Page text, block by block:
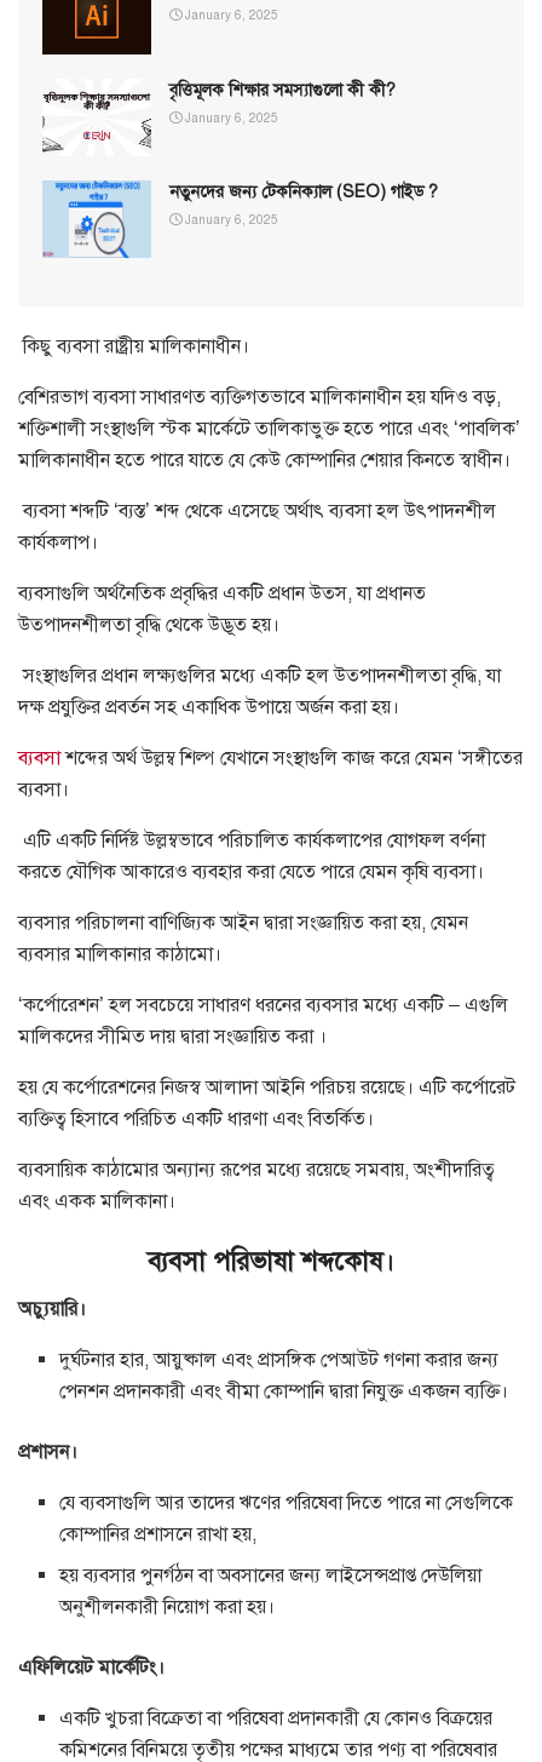
January 6, 2025
বৃত্তিমূলক শিক্ষার সমস্যাগুলো কী কী?
January 6, 2025
নতুনদের জন্য টেকনিক্যাল (SEO) গাইড ?
January 6, 2025
কিছু ব্যবসা রাষ্ট্রীয় মালিকানাধীন।
বেশিরভাগ ব্যবসা সাধারণত ব্যক্তিগতভাবে মালিকানাধীন হয় যদিও বড়,
শক্তিশালী সংস্থাগুলি স্টক মার্কেটে তালিকাভুক্ত হতে পারে এবং ‘পাবলিক’
মালিকানাধীন হতে পারে যাতে যে কেউ কোম্পানির শেয়ার কিনতে স্বাধীন।
ব্যবসা শব্দটি ‘ব্যস্ত’ শব্দ থেকে এসেছে অর্থাৎ ব্যবসা হল উৎপাদনশীল
কার্যকলাপ।
ব্যবসাগুলি অর্থনৈতিক প্রবৃদ্ধির একটি প্রধান উত্স, যা প্রধানত
উত্পাদনশীলতা বৃদ্ধি থেকে উদ্ভূত হয়।
সংস্থাগুলির প্রধান লক্ষ্যগুলির মধ্যে একটি হল উত্পাদনশীলতা বৃদ্ধি, যা
দক্ষ প্রযুক্তির প্রবর্তন সহ একাধিক উপায়ে অর্জন করা হয়।
ব্যবসাশব্দের অর্থ উল্লম্ব শিল্প যেখানে সংস্থাগুলি কাজ করে যেমন ‘সঙ্গীতের
ব্যবসা।
এটি একটি নির্দিষ্ট উল্লম্বভাবে পরিচালিত কার্যকলাপের যোগফল বর্ণনা
করতে যৌগিক আকারেও ব্যবহার করা যেতে পারে যেমন কৃষি ব্যবসা।
ব্যবসার পরিচালনা বাণিজ্যিক আইন দ্বারা সংজ্ঞায়িত করা হয়, যেমন
ব্যবসার মালিকানার কাঠামো।
‘কর্পোরেশন’ হল সবচেয়ে সাধারণ ধরনের ব্যবসার মধ্যে একটি – এগুলি
মালিকদের সীমিত দায় দ্বারা সংজ্ঞায়িত করা ।
হয় যে কর্পোরেশনের নিজস্ব আলাদা আইনি পরিচয় রয়েছে। এটি কর্পোরেট
ব্যক্তিত্ব হিসাবে পরিচিত একটি ধারণা এবং বিতর্কিত।
ব্যবসায়িক কাঠামোর অন্যান্য রূপের মধ্যে রয়েছে সমবায়, অংশীদারিত্ব
এবং একক মালিকানা।
ব্যবসা পরিভাষা শব্দকোষ।
অচ্যুয়ারি।
দুর্ঘটনার হার, আয়ুষ্কাল এবং প্রাসঙ্গিক পেআউট গণনা করার জন্য
পেনশন প্রদানকারী এবং বীমা কোম্পানি দ্বারা নিযুক্ত একজন ব্যক্তি।
প্রশাসন।
যে ব্যবসাগুলি আর তাদের ঋণের পরিষেবা দিতে পারে না সেগুলিকে
কোম্পানির প্রশাসনে রাখা হয়,
হয় ব্যবসার পুনর্গঠন বা অবসানের জন্য লাইসেন্সপ্রাপ্ত দেউলিয়া
অনুশীলনকারী নিয়োগ করা হয়।
এফিলিয়েট মার্কেটিং।
একটি খুচরা বিক্রেতা বা পরিষেবা প্রদানকারী যে কোনও বিক্রয়ের
কমিশনের বিনিময়ে তৃতীয় পক্ষের মাধ্যমে তার পণ্য বা পরিষেবার